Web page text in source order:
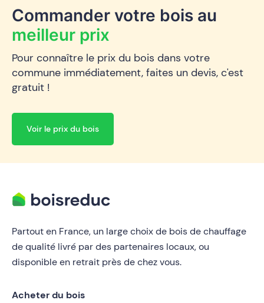
Commander votre bois au
meilleur prix
Pour connaître le prix du bois dans votre
commune immédiatement, faites un devis, c'est
gratuit !
Voir le prix du bois
Partout en France, un large choix de bois de chauffage
de qualité livré par des partenaires locaux, ou
disponible en retrait près de chez vous.
Acheter du bois